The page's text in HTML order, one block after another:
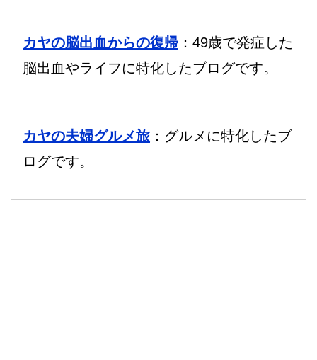
カヤの脳出血からの復帰 ：49歳で発症した
脳出血やライフに特化したブログです。
カヤの夫婦グルメ旅 ：グルメに特化したブ
ログです。